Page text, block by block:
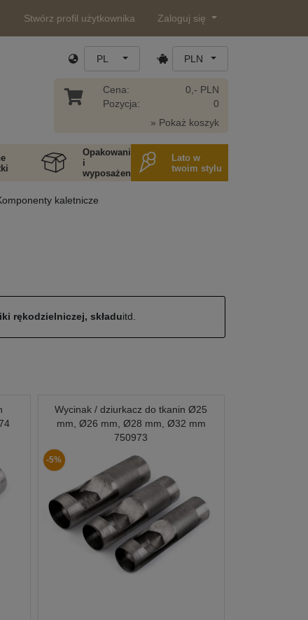
Stwórz profil użytkownika Zaloguj się
PL PLN
Cena:
Pozycja:
0,- PLN
0
» Pokaż koszyk
Opakowania
i
wyposażenie
Lato w
twoim stylu
kaletnicze
rękodzielniczej, składuitd.
Wycinak / dziurkacz do tkanin Ø25
mm, Ø26 mm, Ø28 mm, Ø32 mm
750973
-5%